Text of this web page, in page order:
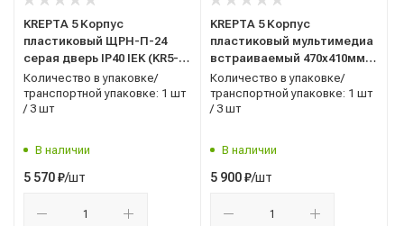
KREPTA 5 Корпус
пластиковый ЩРН-П-24
серая дверь IP40 IEK (KR5-
KP12-N-24-41)
Количество в упаковке/
транспортной упаковке: 1 шт
/ 3 шт
В наличии
5 570₽/шт
KREPTA 5 Корпус
пластиковый мультимедиа
встраиваемый 470х410мм
IEK (KR5-KP23-V-41)
Количество в упаковке/
транспортной упаковке: 1 шт
/ 3 шт
В наличии
5 900₽/шт